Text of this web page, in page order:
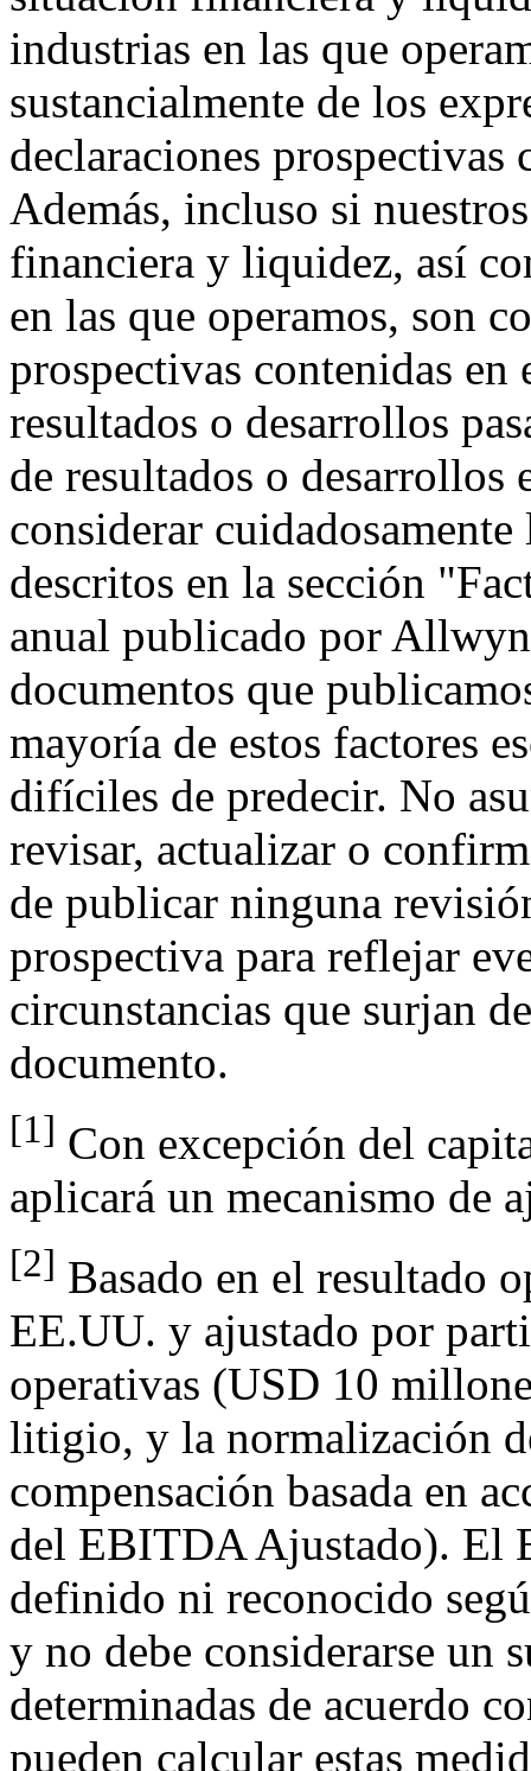
industrias en las que
sustancialmente de los
declaraciones prospectivas
Además, incluso si
financiera y liquidez, así
en las que operamos, son
prospectivas contenidas en
resultados o desarrollos
de resultados o desarrollos
considerar
descritos en la sección
anual publicado por
documentos que
mayoría de estos factores
difíciles de predecir. No
revisar, actualizar o
de publicar ninguna
prospectiva para reflejar
circunstancias que surjan
documento.
[1] Con excepción del
aplicará un mecanismo de
[2] Basado en el resultado
EE.UU. y ajustado por
operativas (USD 10
litigio, y la normalización
compensación basada en
del EBITDA Ajustado). El
definido ni reconocido
y no debe considerarse un
determinadas de acuerdo
pueden calcular estas